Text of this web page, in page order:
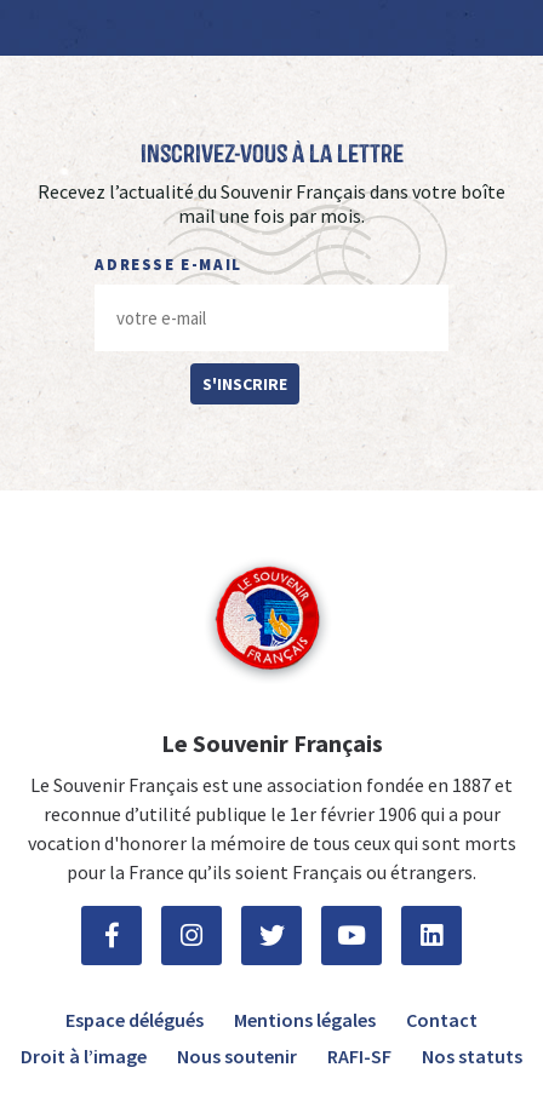
Inscrivez-vous à La Lettre
Recevez l’actualité du Souvenir Français dans votre boîte
mail une fois par mois.
ADRESSE E-MAIL
S'INSCRIRE
Le Souvenir Français
Le Souvenir Français est une association fondée en 1887 et
reconnue d’utilité publique le 1er février 1906 qui a pour
vocation d'honorer la mémoire de tous ceux qui sont morts
pour la France qu’ils soient Français ou étrangers.
Espace délégués Mentions légales
Contact
Droit à l’image
Nous soutenir RAFI-SF Nos statuts